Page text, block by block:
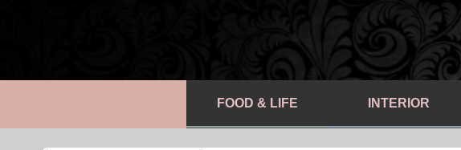
FOOD & LIFE INTERIOR